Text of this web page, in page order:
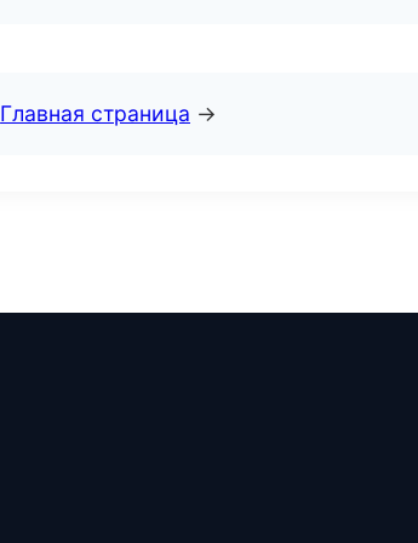
Главная страница →